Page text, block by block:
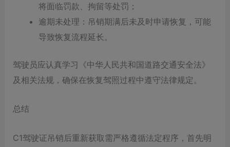
将面临罚款、拘留等处罚；
逾期未处理：吊销期满后未及时申请恢复，可能
导致恢复流程延长。
驾驶员应认真学习《中华人民共和国道路交通安全法》
及相关法规，确保在恢复驾照过程中遵守法律规定。
总结
C1驾驶证吊销后重新获取需严格遵循法定程序，首先明